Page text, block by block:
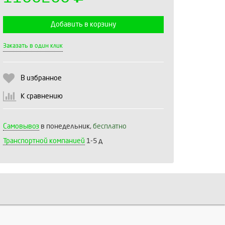
Добавить в корзину
Заказать в один клик
В избранное
К сравнению
Самовывоз в понедельник, бесплатно
Транспортной компанией 1-5 д